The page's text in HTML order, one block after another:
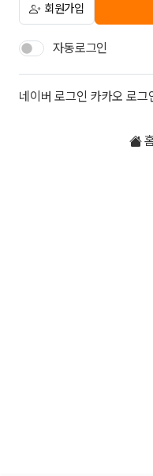
회원가입
자동로그인
소셜계정으로 로그인
네이버 로그인 카카오 로그